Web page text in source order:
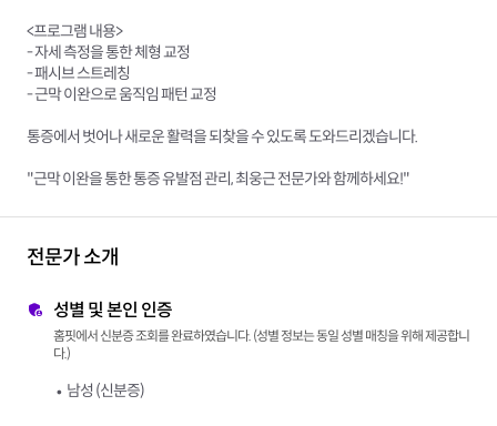
<프로그램 내용>
- 자세 측정을 통한 체형 교정
- 패시브 스트레칭
- 근막 이완으로 움직임 패턴 교정
통증에서 벗어나 새로운 활력을 되찾을 수 있도록 도와드리겠습니다.
"근막 이완을 통한 통증 유발점 관리, 최웅근 전문가와 함께하세요!"
전문가 소개
성별 및 본인 인증
홈핏에서 신분증 조회를 완료하였습니다. (성별 정보는 동일 성별 매칭을 위해 제공합니
다.)
남성 (신분증)